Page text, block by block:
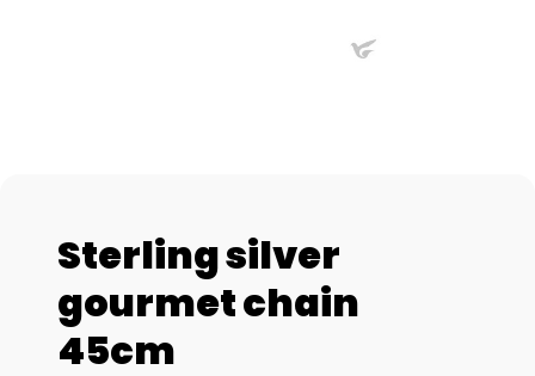
Sterling silver
gourmet chain
45cm